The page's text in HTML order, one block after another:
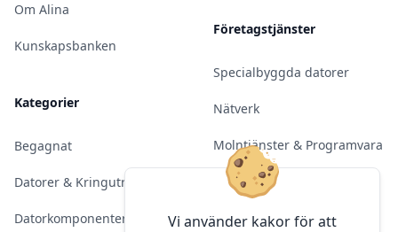
Vi använder kakor för att
Om Alina
Kunskapsbanken
Kategorier
Begagnat
Datorer & Kringutrustning
Datorkomponenter
Företagstjänster
Specialbyggda datorer
Nätverk
Molntjänster & Programvara
Server & Backup
Kameraövervakning